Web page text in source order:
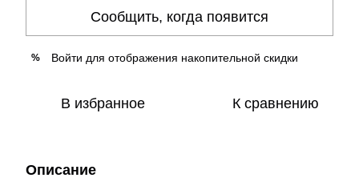
Сообщить, когда появится
% Войти для отображения накопительной скидки
В избранное К сравнению
Описание